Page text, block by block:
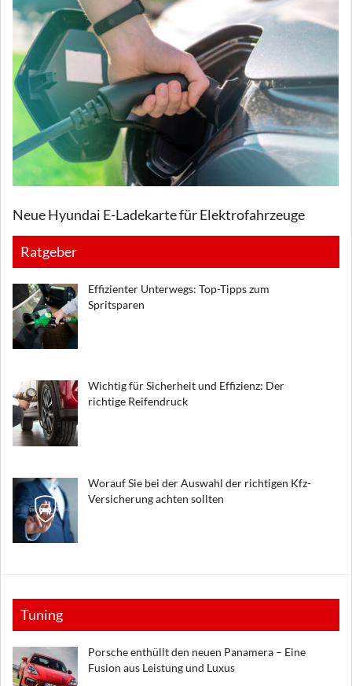
Neue Hyundai E-Ladekarte für Elektrofahrzeuge
Ratgeber
Effizienter Unterwegs: Top-Tipps zum
Spritsparen
Wichtig für Sicherheit und Effizienz: Der
richtige Reifendruck
Worauf Sie bei der Auswahl der richtigen Kfz-
Versicherung achten sollten
Tuning
Porsche enthüllt den neuen Panamera – Eine
Fusion aus Leistung und Luxus